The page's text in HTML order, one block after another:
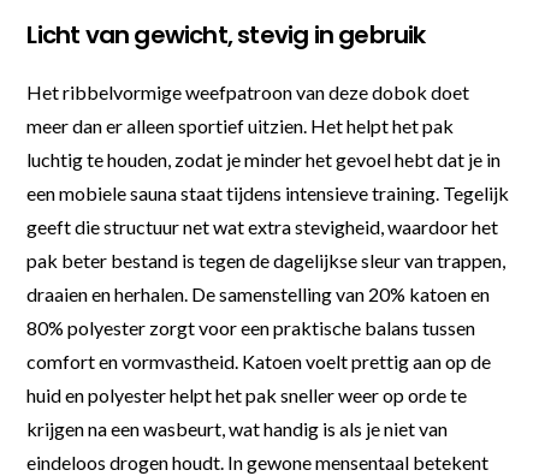
Licht van gewicht, stevig in gebruik
Het ribbelvormige weefpatroon van deze dobok doet
meer dan er alleen sportief uitzien. Het helpt het pak
luchtig te houden, zodat je minder het gevoel hebt dat je in
een mobiele sauna staat tijdens intensieve training. Tegelijk
geeft die structuur net wat extra stevigheid, waardoor het
pak beter bestand is tegen de dagelijkse sleur van trappen,
draaien en herhalen. De samenstelling van 20% katoen en
80% polyester zorgt voor een praktische balans tussen
comfort en vormvastheid. Katoen voelt prettig aan op de
huid en polyester helpt het pak sneller weer op orde te
krijgen na een wasbeurt, wat handig is als je niet van
eindeloos drogen houdt. In gewone mensentaal betekent